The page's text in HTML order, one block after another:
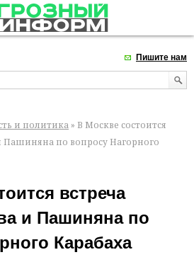
Пишите нам
и политика » В Москве состоится
Пашиняна по вопросу Нагорного
встреча
и Пашиняна по
Карабаха